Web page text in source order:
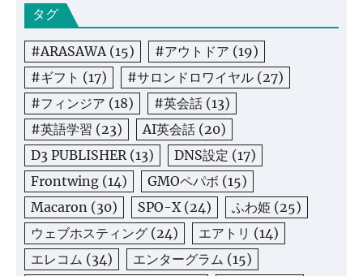
タグ
#ARASAWA(15) #アウトドア (19)
#ギフト (17) #サロンドロワイヤル (27)
#フィンジア (18) #英会話 (13)
#英語学習 (23) AI英会話 (20)
D3 PUBLISHER(13) DNS設定 (17)
Frontwing (14) GMOペパボ (15)
Macaron (30) SPO-X(24) ふわ姫 (25)
ウェブホスティング (24) エアトリ (14)
エレコム (34) エンターグラム (15)